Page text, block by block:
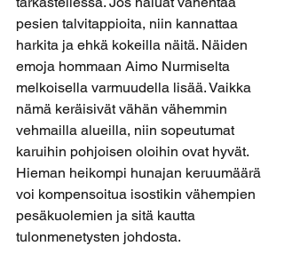
pesien talvitappioita, niin kannattaa
harkita ja ehkä kokeilla näitä. Näiden
emoja hommaan Aimo Nurmiselta
melkoisella varmuudella lisää. Vaikka
nämä keräisivät vähän vähemmin
vehmailla alueilla, niin sopeutumat
karuihin pohjoisen oloihin ovat hyvät.
Hieman heikompi hunajan keruumäärä
voi kompensoitua isostikin vähempien
pesäkuolemien ja sitä kautta
tulonmenetysten johdosta.